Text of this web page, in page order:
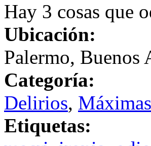
Hay 3 cosas que
Ubicación:
Palermo, Buenos
Categoría:
Delirios, Máximas
Etiquetas: